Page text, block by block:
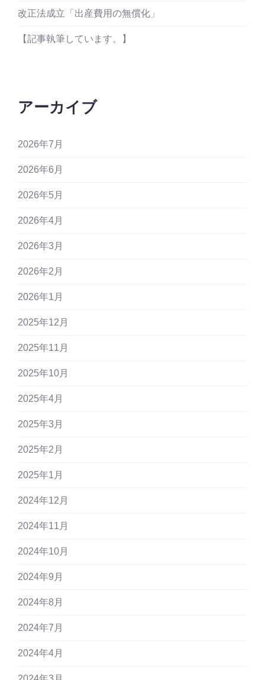
改正法成立「出産費用の無償化」
【記事執筆しています。】
アーカイブ
2026年7月
2026年6月
2026年5月
2026年4月
2026年3月
2026年2月
2026年1月
2025年12月
2025年11月
2025年10月
2025年4月
2025年3月
2025年2月
2025年1月
2024年12月
2024年11月
2024年10月
2024年9月
2024年8月
2024年7月
2024年4月